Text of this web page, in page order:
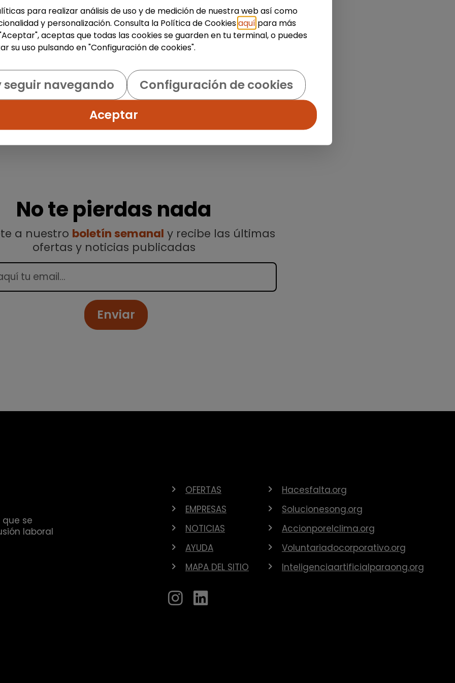
1
No te pierdas nada
a nuestro boletín semanal y recibe las últimas
ofertas y noticias publicadas
Enviar
se
laboral
OFERTAS
EMPRESAS
NOTICIAS
AYUDA
MAPA DEL SITIO
Hacesfalta.org
Solucionesong.org
Accionporelclima.org
Voluntariadocorporativo.org
Inteligenciaartificialparaong.org
para realizar análisis de uso y de medición de nuestra web así como
y personalización. Consulta la Política de Cookiesaquí para más
aceptas que todas las cookies se guarden en tu terminal, o puedes
su uso pulsando en "Configuración de cookies".
seguir navegando
Configuración de cookies
Aceptar